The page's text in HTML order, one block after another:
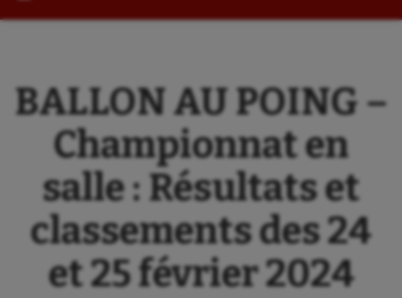
BALLON AU POING –
Championnat en
salle : Résultats et
classements des 24
et 25 février 2024